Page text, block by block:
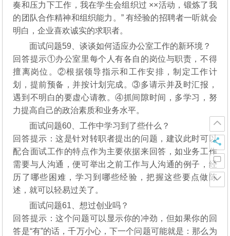
奏和压力下工作，我在学生会组织过 ××活动，锻炼了我
的团队合作精神和组织能力。” 有经验的招聘者一听就会
明白，企业喜欢诚实的求职者。
面试问题59、谈谈如何适应办公室工作的新环境？
回答提示①办公室里每个人有各自的岗位与职责，不得
擅离岗位。②根据领导指示和工作安排，制定工作计
划，提前预备，并按计划完成。③多请示并及时汇报，
遇到不明白的要虚心请教。④抓间隙时间，多学习，努
力提高自己的政治素质和业务水平。
面试问题60、工作中学习到了些什么？
回答提示：这是针对转职者提出的问题，建议此时可以
配合面试工作的特点作为主要依据来回答，如业务工作
需要与人沟通，便可举出之前工作与人沟通的例子，经
历了哪些困难，学习到哪些经验，把握这些要点做陈
述，就可以轻易过关了。
面试问题61、想过创业吗？
回答提示：这个问题可以显示你的冲劲，但如果你的回
答是“有”的话，千万小心，下一个问题可能就是：那么为